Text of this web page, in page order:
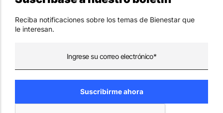
Reciba notificaciones sobre los temas de Bienestar que
le interesan.